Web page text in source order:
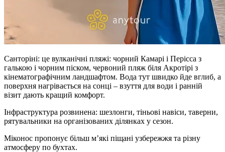
Санторіні: це вулканічні пляжі: чорний Камарі і Перісса з
галькою і чорним піском, червоний пляж біля Акротірі з
кінематографічним ландшафтом. Вода тут швидко йде вглиб, а
поверхня нагрівається на сонці – взуття для води і ранній
візит дають кращий комфорт.
Інфраструктура розвинена: шезлонги, тіньові навіси, таверни,
рятувальники на організованих ділянках у сезон.
Міконос пропонує більш м’які піщані узбережжя та різну
атмосферу по бухтах.